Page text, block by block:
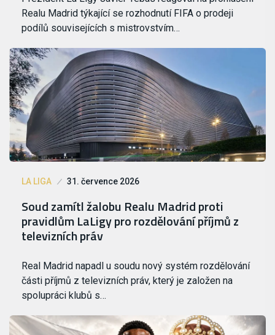
Realu Madrid týkající se rozhodnutí FIFA o prodeji
podílů souvisejících s mistrovstvím…
LA LIGA 31. července 2026
Soud zamítl žalobu Realu Madrid proti
pravidlům LaLigy pro rozdělování příjmů z
televizních práv
Real Madrid napadl u soudu nový systém rozdělování
části příjmů z televizních práv, který je založen na
spolupráci klubů s…